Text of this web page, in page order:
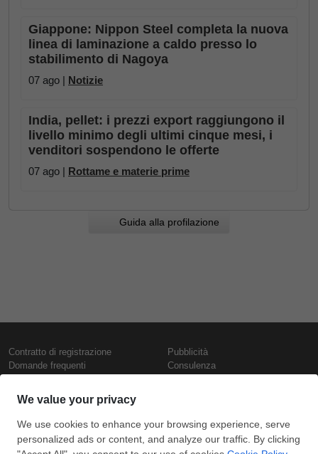
Giappone: Nippon Steel completa la nuova
linea di laminazione a caldo presso lo
stabilimento di Nagoya
07 ago | Notizie
India, pellet: i prezzi export raggiungono il
livello minimo degli ultimi cinque mesi, i
venditori sospendono le offerte
07 ago | Rottame e materie prime
Guida alla profilazione
Contratto di registrazione
Domande frequenti
Presentazione
Contattaci
Termini di utilizzo
Politica di riservatezza
Pubblicità
Consulenza